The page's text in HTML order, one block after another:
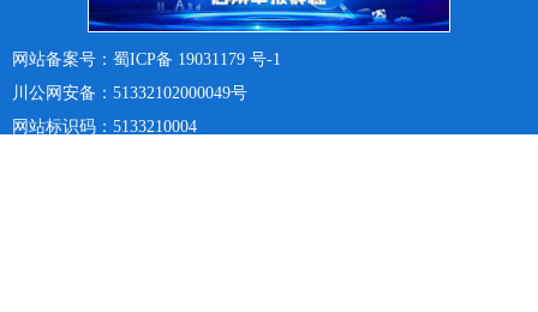
网站备案号：蜀ICP备 19031179 号-1
川公网安备：51332102000049号
网站标识码：5133210004